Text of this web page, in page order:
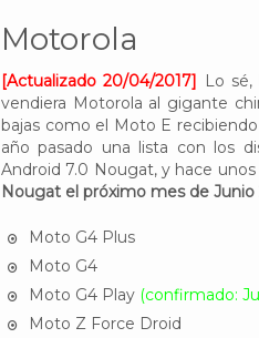
Motorola
[Actualizado 20/04/2017] Lo
vendiera Motorola al gigante
bajas como el Moto E
año pasado una lista con los
Android 7.0 Nougat, y hace
Nougat el próximo mes de Junio
Moto G4 Plus
Moto G4
Moto G4 Play (confirmado:
Moto Z Force Droid